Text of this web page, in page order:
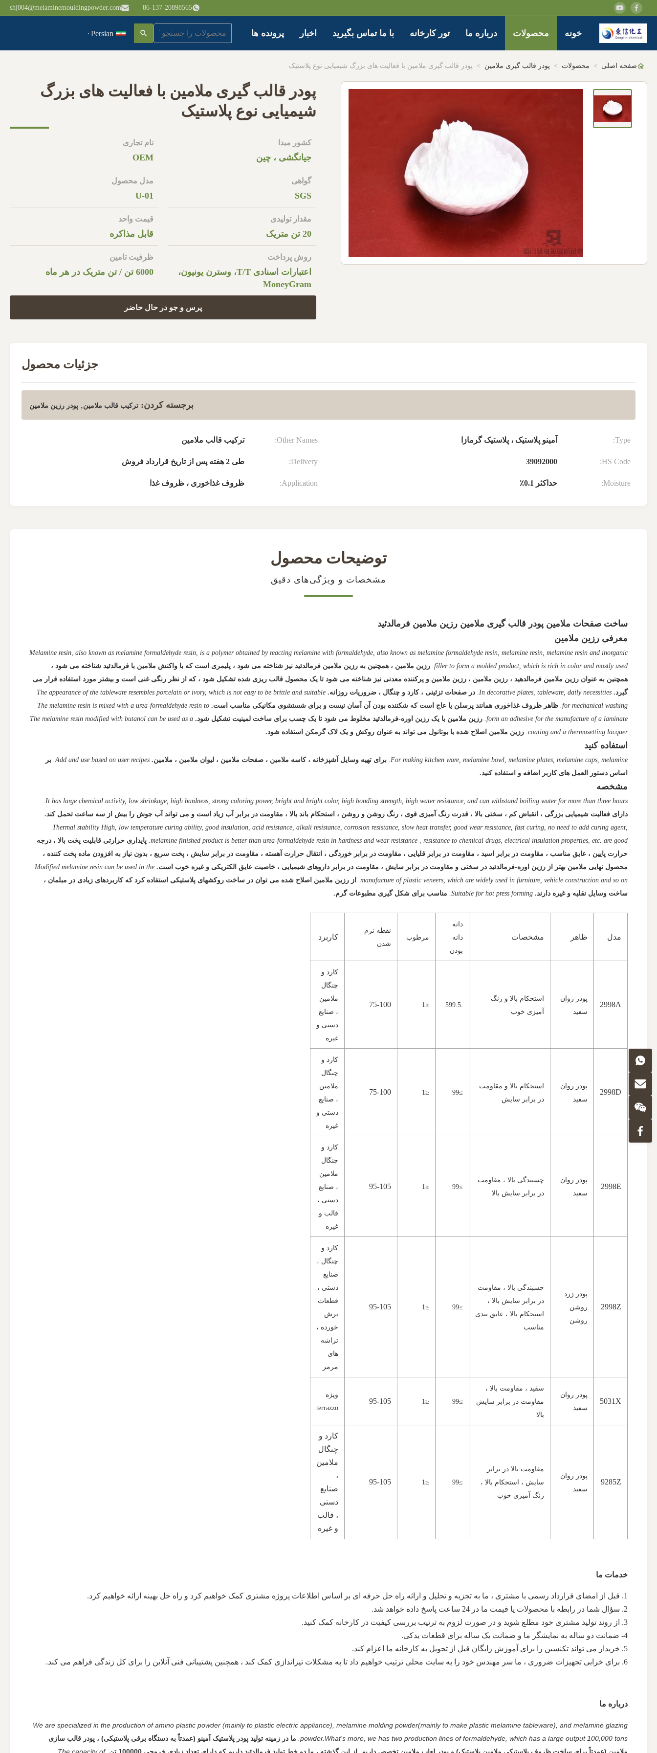
86-137-20898565
shj004@melaminemouldingpowder.com
خونه محصولات درباره ما تور کارخانه با ما تماس بگیرید اخبار پرونده ها Persian
صفحه اصلی > محصولات > پودر قالب گیری ملامین > پودر قالب گیری ملامین با فعالیت های بزرگ شیمیایی نوع پلاستیک
پودر قالب گیری ملامین با فعالیت های بزرگ
شیمیایی نوع پلاستیک
کشور مبدا
جیانگشی ، چین
نام تجاری
OEM
گواهی
SGS
مدل محصول
U-01
مقدار تولیدی
20 تن متریک
قیمت واحد
قابل مذاکره
روش پرداخت
اعتبارات اسنادی T/T، وسترن یونیون،
MoneyGram
ظرفیت تامین
6000 تن / تن متریک در هر ماه
پرس و جو در حال حاضر
جزئیات محصول
برجسته کردن: ترکیب قالب ملامین, پودر رزین ملامین
Type: آمینو پلاستیک ، پلاستیک گرمازا Other Names: ترکیب قالب ملامین
HS Code:
39092000
Delivery: طی 2 هفته پس از تاریخ قرارداد فروش
Moisture: حداکثر 0.1٪ Application: ظروف غذاخوری ، ظروف غذا
توضیحات محصول
مشخصات و ویژگی‌های دقیق
ساخت صفحات ملامین پودر قالب گیری ملامین رزین ملامین فرمالدئید
معرفی رزین ملامین
Melamine resin, also known as melamine formaldehyde resin, is a polymer obtained by reacting melamine with formaldehyde, also known as melamine formaldehyde resin, melamine resin, melamine resin and inorganic
filler to form a molded product, which is rich in color and mostly used. رزین ملامین ، همچنین به رزین ملامین فرمالدئید نیز شناخته می شود ، پلیمری است که با واکنش ملامین با فرمالدئید شناخته می شود ،
همچنین به عنوان رزین ملامین فرمالدهید ، رزین ملامین ، رزین ملامین و پرکننده معدنی نیز شناخته می شود تا یک محصول قالب ریزی شده تشکیل شود ، که از نظر رنگی غنی است و بیشتر مورد استفاده قرار می
گیرد. In decorative plates, tableware, daily necessities. در صفحات تزئینی ، کارد و چنگال ، ضروریات روزانه. The appearance of the tableware resembles porcelain or ivory, which is not easy to be brittle and suitable
for mechanical washing. ظاهر ظروف غذاخوری همانند پرسلن یا عاج است که شکننده بودن آن آسان نیست و برای شستشوی مکانیکی مناسب است. The melamine resin is mixed with a urea-formaldehyde resin to
form an adhesive for the manufacture of a laminate. رزین ملامین با یک رزین اوره-فرمالدئید مخلوط می شود تا یک چسب برای ساخت لمینیت تشکیل شود. The melamine resin modified with butanol can be used as a
coating and a thermosetting lacquer. رزین ملامین اصلاح شده با بوتانول می تواند به عنوان روکش و یک لاک گرمکن استفاده شود.
استفاده کنید
For making kitchen ware, melamine bowl, melamine plates, melamine cups, melamine. برای تهیه وسایل آشپزخانه ، کاسه ملامین ، صفحات ملامین ، لیوان ملامین ، ملامین. Add and use based on user recipes. بر
اساس دستور العمل های کاربر اضافه و استفاده کنید.
مشخصه
It has large chemical activity, low shrinkage, high hardness, strong coloring power, bright and bright color, high bonding strength, high water resistance, and can withstand boiling water for more than three hours.
دارای فعالیت شیمیایی بزرگی ، انقباض کم ، سختی بالا ، قدرت رنگ آمیزی قوی ، رنگ روشن و روشن ، استحکام باند بالا ، مقاومت در برابر آب زیاد است و می تواند آب جوش را بیش از سه ساعت تحمل کند.
Thermal stability High, low temperature curing ability, good insulation, acid resistance, alkali resistance, corrosion resistance, slow heat transfer, good wear resistance, fast curing, no need to add curing agent,
melamine finished product is better than urea-formaldehyde resin in hardness and wear resistance , resistance to chemical drugs, electrical insulation properties, etc. are good. پایداری حرارتی قابلیت پخت بالا ، درجه
حرارت پایین ، عایق مناسب ، مقاومت در برابر اسید ، مقاومت در برابر قلیایی ، مقاومت در برابر خوردگی ، انتقال حرارت آهسته ، مقاومت در برابر سایش ، پخت سریع ، بدون نیاز به افزودن ماده پخت کننده ،
محصول نهایی ملامین بهتر از رزین اوره-فرمالدئید در سختی و مقاومت در برابر سایش ، مقاومت در برابر داروهای شیمیایی ، خاصیت عایق الکتریکی و غیره خوب است. Modified melamine resin can be used in the
manufacture of plastic veneers, which are widely used in furniture, vehicle construction and so on.
از رزین ملامین اصلاح شده می توان در ساخت روکشهای پلاستیکی استفاده کرد که کاربردهای زیادی در مبلمان ،
ساخت وسایل نقلیه و غیره دارند. Suitable for hot press forming. مناسب برای شکل گیری مطبوعات گرم.
مدل ظاهر مشخصات
دانه
دانه
بودن
مرطوب
نقطه نرم
شدن
کاربرد
2998A
پودر روان
سفید
استحکام بالا و رنگ
آمیزی خوب
.599.5
≤1
75-100
کارد و
چنگال
ملامین
، صنایع
دستی و
غیره
2998D
پودر روان
سفید
استحکام بالا و مقاومت
در برابر سایش
≥99
≤1
75-100
کارد و
چنگال
ملامین
، صنایع
دستی و
غیره
2998E
پودر روان
سفید
چسبندگی بالا ، مقاومت
در برابر سایش بالا
≥99
≤1
95-105
کارد و
چنگال
ملامین
، صنایع
دستی ،
قالب و
غیره
2998Z
پودر زرد
روشن
روشن
چسبندگی بالا ، مقاومت
در برابر سایش بالا ،
استحکام بالا ، عایق بندی
مناسب
≥99
≤1
95-105
کارد و
چنگال ،
صنایع
دستی ،
قطعات
برش
خورده ،
تراشه
های
مرمر
5031X
پودر روان
سفید
سفید ، مقاومت بالا ،
مقاومت در برابر سایش
بالا
≥99
≤1
95-105
ویژه
terrazzo
9285Z
پودر روان
سفید
مقاومت بالا در برابر
سایش ، استحکام بالا ،
رنگ آمیزی خوب
≥99
≤1
95-105
کارد و
چنگال
ملامین
،
صنایع
دستی
، قالب
و غیره
خدمات ما
1. قبل از امضای قرارداد رسمی با مشتری ، ما به تجزیه و تحلیل و ارائه راه حل حرفه ای بر اساس اطلاعات پروژه مشتری کمک خواهیم کرد و راه حل بهینه ارائه خواهیم کرد.
2. سؤال شما در رابطه با محصولات یا قیمت ما در 24 ساعت پاسخ داده خواهد شد.
3. از روند تولید مشتری خود مطلع شوید و در صورت لزوم به ترتیب بررسی کیفیت در کارخانه کمک کنید.
4- ضمانت دو ساله به نمایشگر ما و ضمانت یک ساله برای قطعات یدکی.
5. خریدار می تواند تکنسین را برای آموزش رایگان قبل از تحویل به کارخانه ما اعزام کند.
6. برای خرابی تجهیزات ضروری ، ما سر مهندس خود را به سایت محلی ترتیب خواهیم داد تا به مشکلات تیراندازی کمک کند ، همچنین پشتیبانی فنی آنلاین را برای کل زندگی فراهم می کند.
درباره ما
We are specialized in the production of amino plastic powder (mainly to plastic electric appliance), melamine molding powder(mainly to make plastic melamine tableware), and melamine glazing
powder.What's more, we has two production lines of formaldehyde, which has a large output 100,000 tons. ما در زمینه تولید پودر پلاستیک آمینو (عمدتاً به دستگاه برقی پلاستیکی) ، پودر قالب سازی